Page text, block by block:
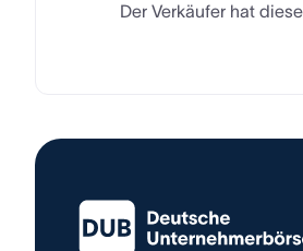
Der Verkäufer hat